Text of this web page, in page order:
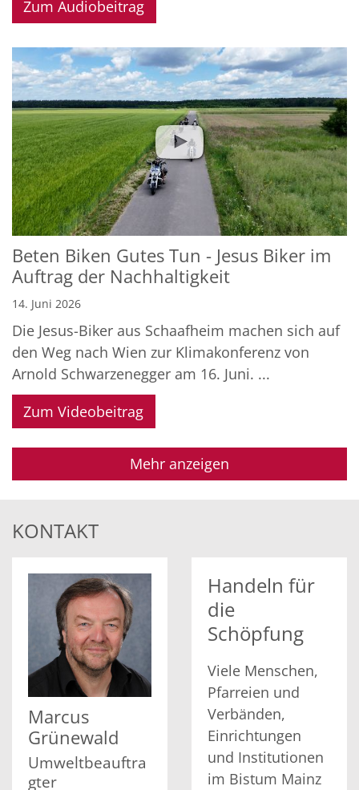
Zum Audiobeitrag
Beten Biken Gutes Tun - Jesus Biker im
Auftrag der Nachhaltigkeit
14. Juni 2026
Die Jesus-Biker aus Schaafheim machen sich auf
den Weg nach Wien zur Klimakonferenz von
Arnold Schwarzenegger am 16. Juni. ...
Zum Videobeitrag
Mehr anzeigen
KONTAKT
Marcus
Grünewald
Umweltbeauftra
gter
Handeln für
die
Schöpfung
Viele Menschen,
Pfarreien und
Verbänden,
Einrichtungen
und Institutionen
im Bistum Mainz